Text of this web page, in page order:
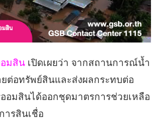
มสิน เปิดเผยว่า จากสถานการณ์น้ำ
ต่อทรัพย์สินและส่งผลกระทบต่อ
อมสินได้ออกชุดมาตรการช่วยเหลือ
ารสินเชื่อ